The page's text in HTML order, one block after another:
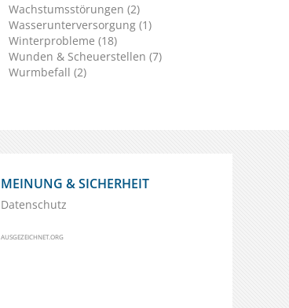
Wachstumsstörungen (2)
Wasserunterversorgung (1)
Winterprobleme (18)
Wunden & Scheuerstellen (7)
Wurmbefall (2)
MEINUNG & SICHERHEIT
Datenschutz
AUSGEZEICHNET.ORG